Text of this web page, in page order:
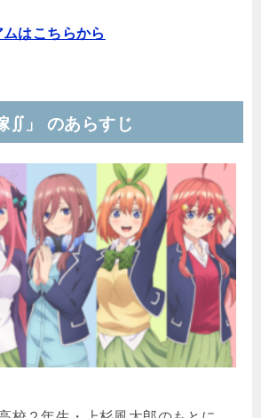
はこちらから
∬」 のあらすじ